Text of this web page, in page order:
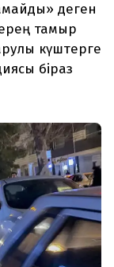
деген
тамыр
күштерге
біраз